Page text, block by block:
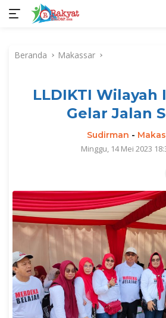
kontenBeranda Makassar
LLDIKTI Wilayah
Gelar Jalan
Sudirman -
Minggu, 14 Mei 2023